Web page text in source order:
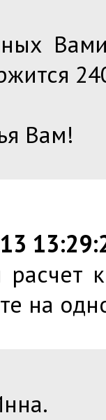
Вам!
расчет
на